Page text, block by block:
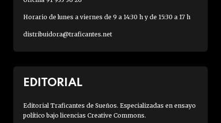
Horario de lunes a viernes de 9 a 14:30 h y de 15:30 a 17 h
distribuidora@traficantes.net
EDITORIAL
Editorial Traficantes de Sueños. Especializadas en ensayo
político bajo licencias Creative Commons.